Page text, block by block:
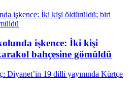
işkence: İki kişi
bahçesine gömüldü